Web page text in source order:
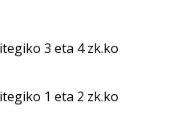
3 eta 4 zk.ko
1 eta 2 zk.ko